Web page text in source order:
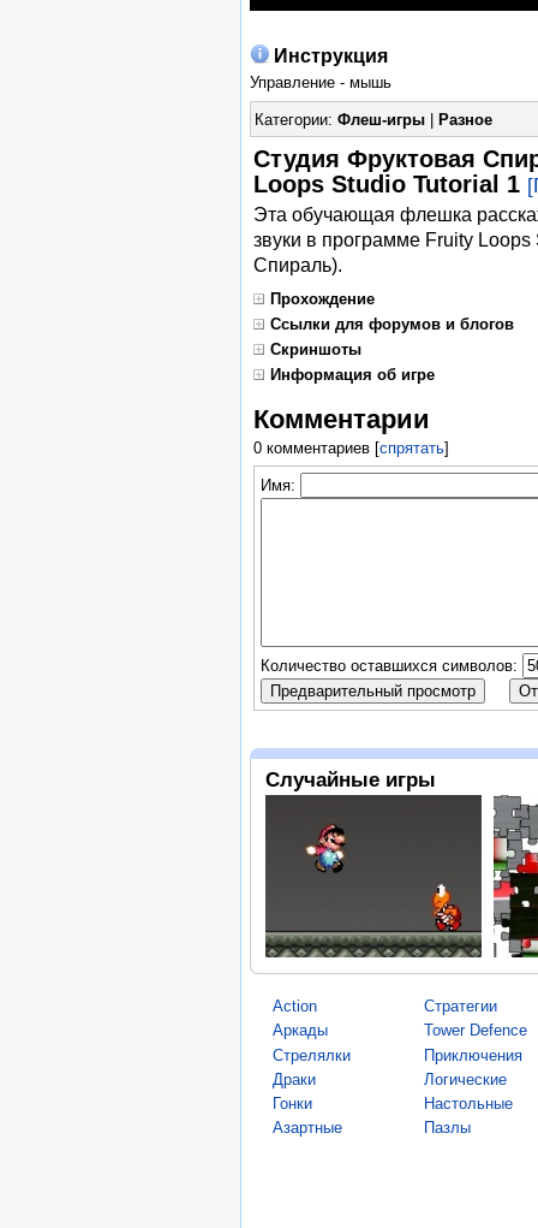
Инструкция
Управление - мышь
Категории: Флеш-игры| Разное
Студия Фруктовая
Loops Studio Tutorial 1
Эта обучающая флешка
звуки в программе Fruity
Спираль).
Прохождение
Ссылки для форумов и блогов
Скриншоты
Информация об игре
Комментарии
0 комментариев[спрятать]
Имя:
Количество оставшихся символов:
Случайные игры
Action
Аркады
Стрелялки
Драки
Гонки
Азартные
Стратегии
Tower Defence
Приключения
Логические
Настольные
Пазлы